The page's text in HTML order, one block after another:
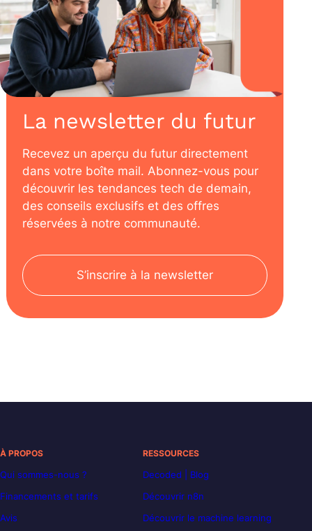
La newsletter du futur
Recevez un aperçu du futur directement
dans votre boîte mail. Abonnez-vous pour
découvrir les tendances tech de demain,
des conseils exclusifs et des offres
réservées à notre communauté.
S’inscrire à la newsletter
À PROPOS
Qui sommes-nous ?
Financements et tarifs
Avis
RESSOURCES
Decoded | Blog
Découvrir n8n
Découvrir le machine learning